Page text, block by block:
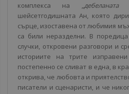
комплекса на „
шейсетгодишната Ан, която
сърце, изоставена от любимия
са били неразделни. В
случки, откровени разговори и
историите на трите
постепенно се сливат в една, в
открива, че любовта и
писатели и сценаристи, и че